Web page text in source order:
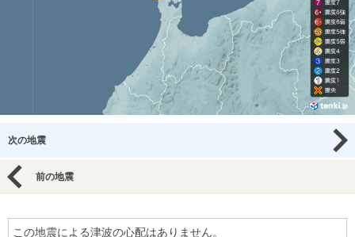
次の地震
前の地震
この地震による津波の心配はありません。